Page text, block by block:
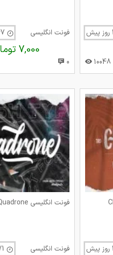
10048
فونت انگلیسی
7,000 تومان
0
فونت انگلیسی Quadrone
فونت انگلیسی